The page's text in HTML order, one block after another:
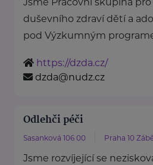
duševního zdraví dětí a
pod Výzkumným
https://dzda.cz/
dzda@nudz.cz
Odlehči péči
Sasanková 106 00 Praha 10
Jsme rozvíjející se